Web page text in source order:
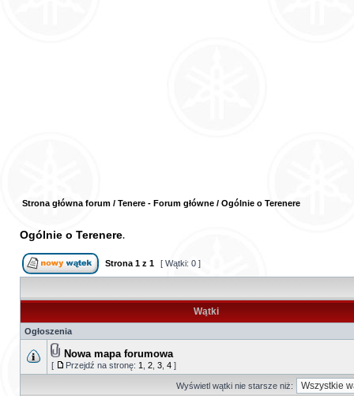
Strona główna forum / Tenere - Forum główne / Ogólnie o Terenere
Ogólnie o Terenere
Strona 1 z 1 [ Wątki: 0 ]
Wątki
Ogłoszenia
Nowa mapa forumowa
[ Przejdź na stronę: 1 2 3 4 ]
Wyświetl wątki nie starsze niż: